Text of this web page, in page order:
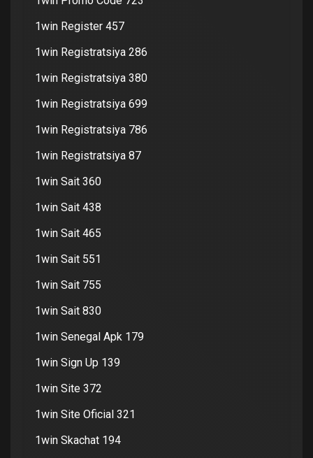
1win Register 457
1win Registratsiya 286
1win Registratsiya 380
1win Registratsiya 699
1win Registratsiya 786
1win Registratsiya 87
1win Sait 360
1win Sait 438
1win Sait 465
1win Sait 551
1win Sait 755
1win Sait 830
1win Senegal Apk 179
1win Sign Up 139
1win Site 372
1win Site Oficial 321
1win Skachat 194